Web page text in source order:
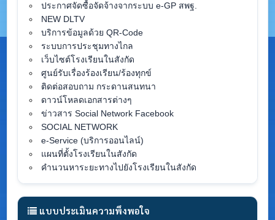
ประกาศจัดซื้อจัดจ้างจากระบบ e-GP สพฐ.
NEW DLTV
บริการข้อมูลด้วย QR-Code
ระบบการประชุมทางไกล
เว็บไซต์โรงเรียนในสังกัด
ศูนย์รับเรื่องร้องเรียน/ร้องทุกข์
ติดต่อสอบถาม กระดานสนทนา
ดาวน์โหลดเอกสารต่างๆ
ข่าวสาร Social Network Facebook
SOCIAL NETWORK
e-Service (บริการออนไลน์)
แผนที่ตั้งโรงเรียนในสังกัด
คำนวนหาระยะทางไปยังโรงเรียนในสังกัด
แบบประเมินความพึงพอใจ